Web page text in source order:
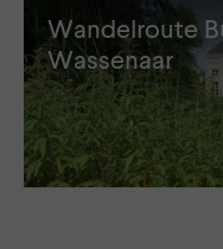
Wandelroute
Wassenaar